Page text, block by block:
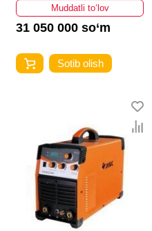
Muddatli to‘lov
31 050 000 so‘m
Sotib olish